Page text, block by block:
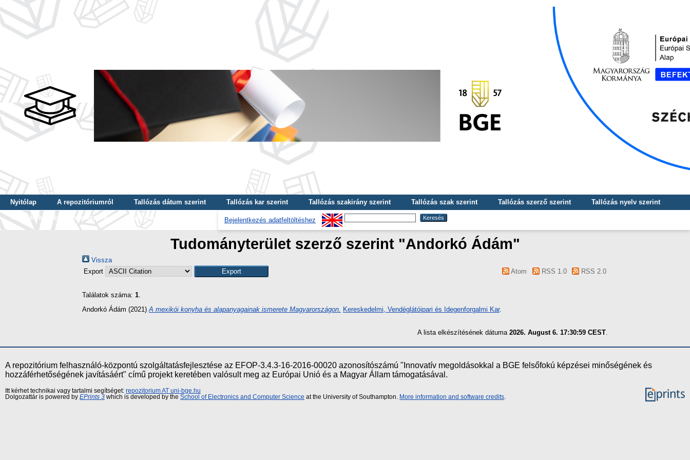
Nyitólap A repozitóriumról Tallózás dátum szerint Tallózás kar szerint Tallózás szakirány szerint Tallózás szak szerint Tallózás szerző szerint
Tallózás nyelv szerint
Tallózás képzés szintje szerint
Tallózás kulcsszó szerint Bejelentkezés adatfeltöltéshez
Tudományterület szerző szerint "Andorkó Ádám"
Vissza
Export
Atom RSS 1.0 RSS 2.0
Találatok száma: 1.
Andorkó Ádám (2021) A mexikói konyha és alapanyagainak ismerete Magyarországon. Kereskedelmi, Vendéglátóipari és Idegenforgalmi Kar.
A lista elkészítésének dátuma 2026. August 6. 17:30:59 CEST
A repozitórium felhasználó-központú szolgáltatásfejlesztése az EFOP-3.4.3-16-2016-00020 azonosítószámú "Innovatív megoldásokkal a BGE felsőfokú képzései minőségének és
hozzáférhetőségének javításáért" című projekt keretében valósult meg az Európai Unió és a Magyar Állam támogatásával.
Itt kérhet technikai vagy tartalmi segítséget: repozitorium AT uni-bge.hu
Dolgozattár is powered by EPrints 3 which is developed by the School of Electronics and Computer Science at the University of Southampton. More information and software credits